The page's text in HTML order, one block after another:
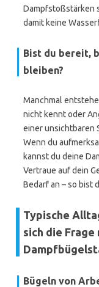
Dampfstoßstärken
damit keine
Bist du bereit,
bleiben?
Manchmal
nicht kennt oder
einer unsichtbaren
Wenn du
kannst du deine
Vertraue auf dein
Bedarf an – so bist
Typische
sich die Frage
Bügeln von